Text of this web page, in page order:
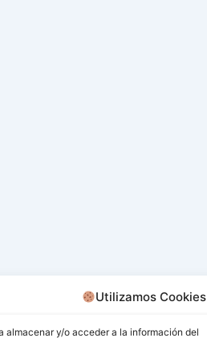
Utilizamos Cookies
almacenar y/o acceder a la información del